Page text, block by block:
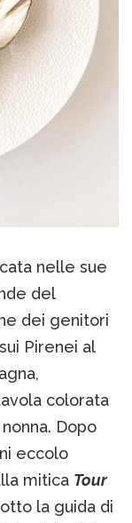
nelle sue
del
dei genitori
Pirenei al
colorata
Dopo
eccolo
mitica Tour
la guida di